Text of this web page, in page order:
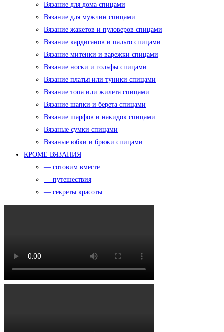
Вязание для дома спицами
Вязание для мужчин спицами
Вязание жакетов и пуловеров спицами
Вязание кардиганов и пальто спицами
Вязание митенки и варежки спицами
Вязание носки и гольфы спицами
Вязание платья или туники спицами
Вязание топа или жилета спицами
Вязание шапки и берета спицами
Вязание шарфов и накидок спицами
Вязаные сумки спицами
Вязаные юбки и брюки спицами
КРОМЕ ВЯЗАНИЯ
— готовим вместе
— путешествия
— секреты красоты